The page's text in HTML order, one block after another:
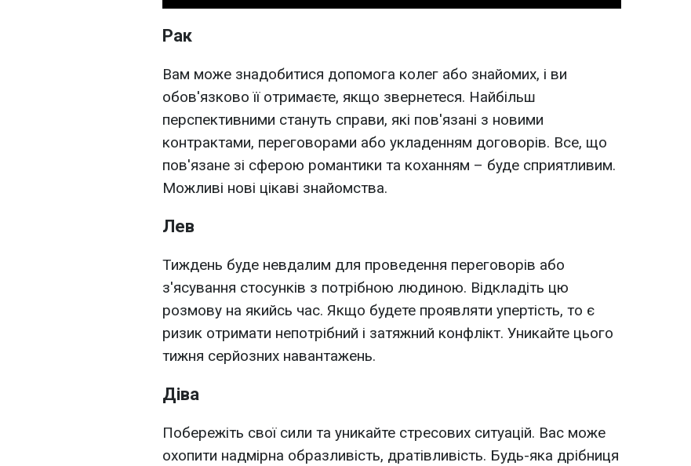
Рак
Вам може знадобитися допомога колег або знайомих, і ви
обов'язково її отримаєте, якщо звернетеся. Найбільш
перспективними стануть справи, які пов'язані з новими
контрактами, переговорами або укладенням договорів. Все, що
пов'язане зі сферою романтики та коханням – буде сприятливим.
Можливі нові цікаві знайомства.
Лев
Тиждень буде невдалим для проведення переговорів або
з'ясування стосунків з потрібною людиною. Відкладіть цю
розмову на якийсь час. Якщо будете проявляти упертість, то є
ризик отримати непотрібний і затяжний конфлікт. Уникайте цього
тижня серйозних навантажень.
Діва
Побережіть свої сили та уникайте стресових ситуацій. Вас може
охопити надмірна образливість, дратівливість. Будь-яка дрібниця